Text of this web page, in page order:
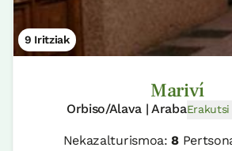
9 Iritziak
Mariví
Orbiso/Alava | ArabaErakutsi
Nekazalturismoa:8